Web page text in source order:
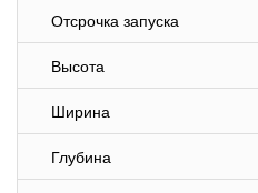
Отсрочка запуска
Высота
Ширина
Глубина